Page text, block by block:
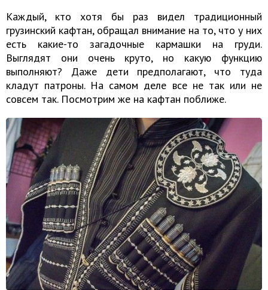
Каждый, кто хотя бы раз видел традиционный
грузинский кафтан, обращал внимание на то, что у них
есть какие-то загадочные кармашки на груди.
Выглядят они очень круто, но какую функцию
выполняют? Даже дети предполагают, что туда
кладут патроны. На самом деле все не так или не
совсем так. Посмотрим же на кафтан поближе.